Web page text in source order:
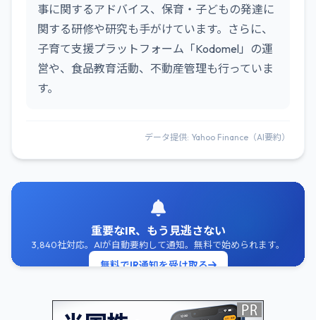
事に関するアドバイス、保育・子どもの発達に
関する研修や研究も手がけています。さらに、
子育て支援プラットフォーム「Kodomel」の運
営や、食品教育活動、不動産管理も行っていま
す。
データ提供: Yahoo Finance（AI要約）
重要なIR、もう見逃さない
3,840社対応。AIが自動要約して通知。無料で始められます。
無料でIR通知を受け取る